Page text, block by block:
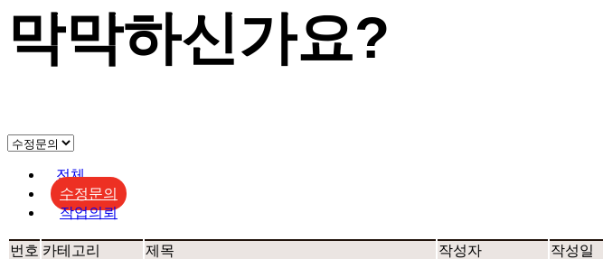
막막하신가요?
전체
수정문의
작업의뢰
번호 카테고리 제목 작성자 작성일